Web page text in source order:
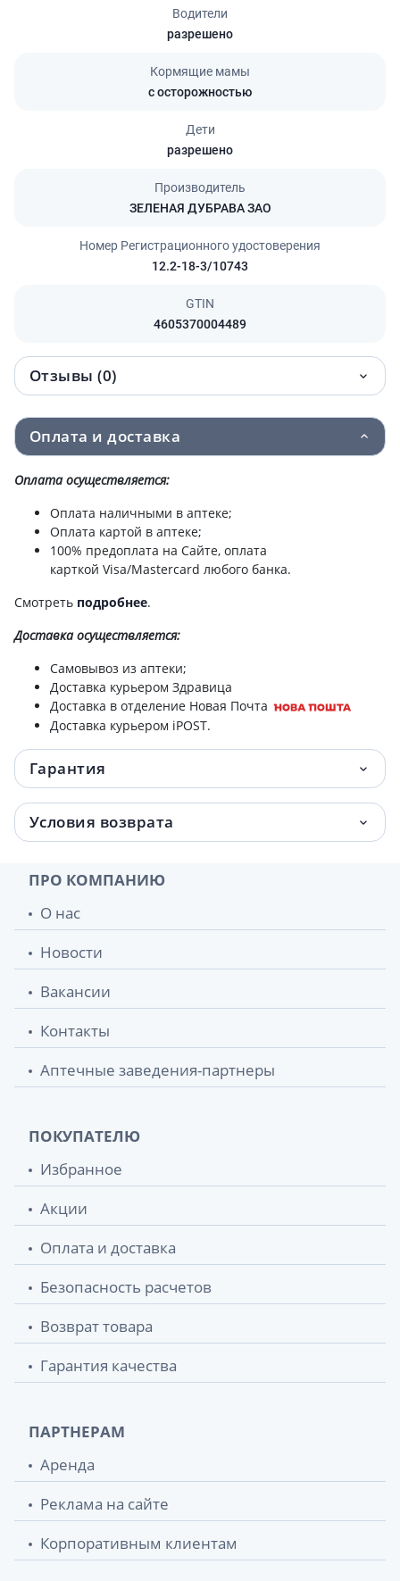
Водители
разрешено
Кормящие мамы
с осторожностью
Дети
разрешено
Производитель
ЗЕЛЕНАЯ ДУБРАВА ЗАО
Номер Регистрационного удостоверения
12.2-18-3/10743
GTIN
4605370004489
Отзывы (0)
Оплата и доставка
Оплата осуществляется:
Оплата наличными в аптеке;
Оплата картой в аптеке;
100% предоплата на Сайте, оплата
карткой Visa/Mastercard любого банка.
Смотреть подробнее.
Доставкаосуществляется:
Самовывоз из аптеки;
Доставка курьером Здравица
Доставка в отделение Новая Почта
Доставка курьером iPOST.
Гарантия
Условия возврата
ПРО КОМПАНИЮ
О нас
Новости
Вакансии
Контакты
Аптечные заведения-партнеры
ПОКУПАТЕЛЮ
Избранное
Акции
Оплата и доставка
Безопасность расчетов
Возврат товара
Гарантия качества
ПАРТНЕРАМ
Аренда
Реклама на сайте
Корпоративным клиентам